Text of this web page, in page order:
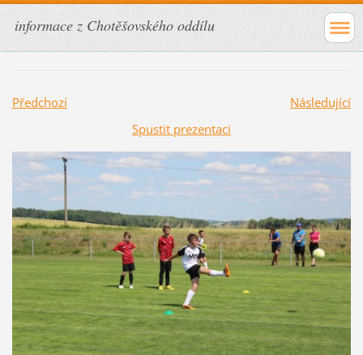
informace z Chotěšovského oddílu
Předchozí
Následující
Spustit prezentaci